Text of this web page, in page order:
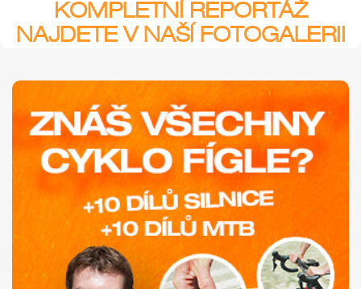
KOMPLETNÍ REPORTÁŽ
NAJDETE V NAŠÍ FOTOGALERII